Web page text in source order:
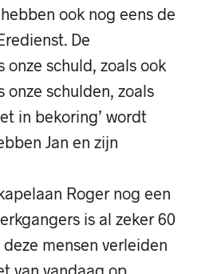
ook nog eens de
De
onze schuld, zoals ook
onze schulden, zoals
in bekoring’ wordt
Jan en zijn
Roger nog een
is al zeker 60
mensen verleiden
van vandaag op